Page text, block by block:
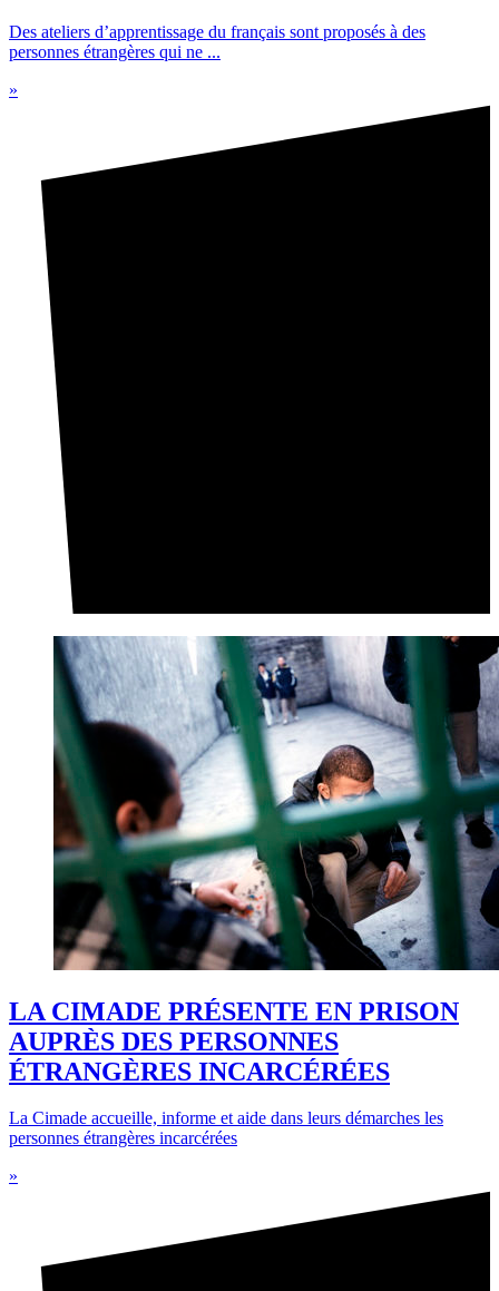
Des ateliers d’apprentissage du français sont proposés à des
personnes étrangères qui ne ...
»
LA CIMADE PRÉSENTE EN PRISON
AUPRÈS DES PERSONNES
ÉTRANGÈRES INCARCÉRÉES
La Cimade accueille, informe et aide dans leurs démarches les
personnes étrangères incarcérées
»